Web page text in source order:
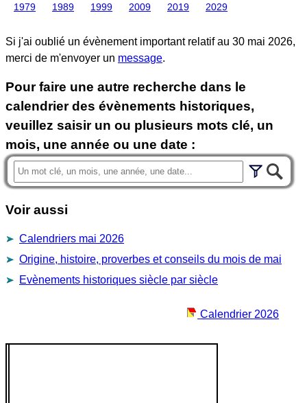
1979
1989
1999
2009
2019
2029
Si j'ai oublié un évènement important relatif au 30 mai 2026,
merci de m'envoyer un message.
Pour faire une autre recherche dans le
calendrier des évènements historiques,
veuillez saisir un ou plusieurs mots clé, un
mois, une année ou une date :
Voir aussi
Calendriers mai 2026
Origine, histoire, proverbes et conseils du mois de mai
Evènements historiques siècle par siècle
Calendrier 2026